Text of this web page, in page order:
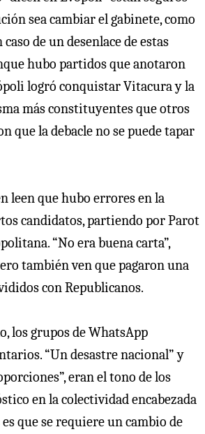
sea cambiar el gabinete, como
de un desenlace de estas
hubo partidos que anotaron
logró conquistar Vitacura y la
más constituyentes que otros
que la debacle no se puede tapar
leen que hubo errores en la
candidatos, partiendo por Parot
“No era buena carta”,
también ven que pagaron una
con Republicanos.
los grupos de WhatsApp
“Un desastre nacional” y
eran el tono de los
en la colectividad encabezada
que se requiere un cambio de